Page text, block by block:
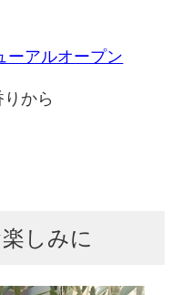
アルオープン
から
しみに